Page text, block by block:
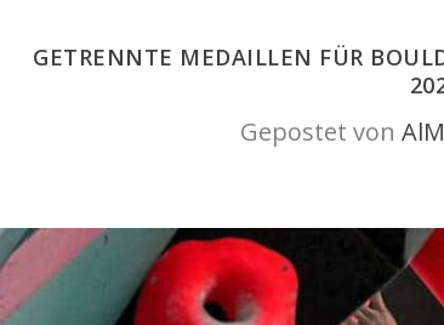
GETRENNTE MEDAILLEN FÜR
Gepostet von